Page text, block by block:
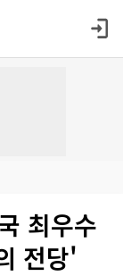
최우수
전당'